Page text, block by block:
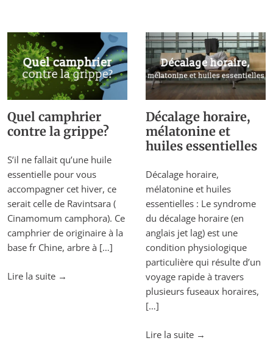
les
maux
de
tête?"
du
confinement
sur
notre
cerveau"
Quel camphrier
contre la grippe?
S’il ne fallait qu’une huile
essentielle pour vous
accompagner cet hiver, ce
serait celle de Ravintsara (
Cinamomum camphora). Ce
camphrier de originaire à la
base fr Chine, arbre à […]
Lire la suite "Quel
→
Décalage horaire,
mélatonine et
huiles essentielles
Décalage horaire,
mélatonine et huiles
essentielles : Le syndrome
du décalage horaire (en
anglais jet lag) est une
condition physiologique
particulière qui résulte d’un
voyage rapide à travers
plusieurs fuseaux horaires,
[…]
Lire la suite "Décalage
→